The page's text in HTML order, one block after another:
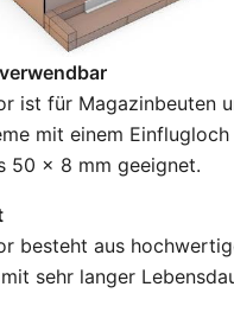
ist für Magazinbeuten
mit einem
50 x 8 mm geeignet.
besteht aus
mit sehr langer